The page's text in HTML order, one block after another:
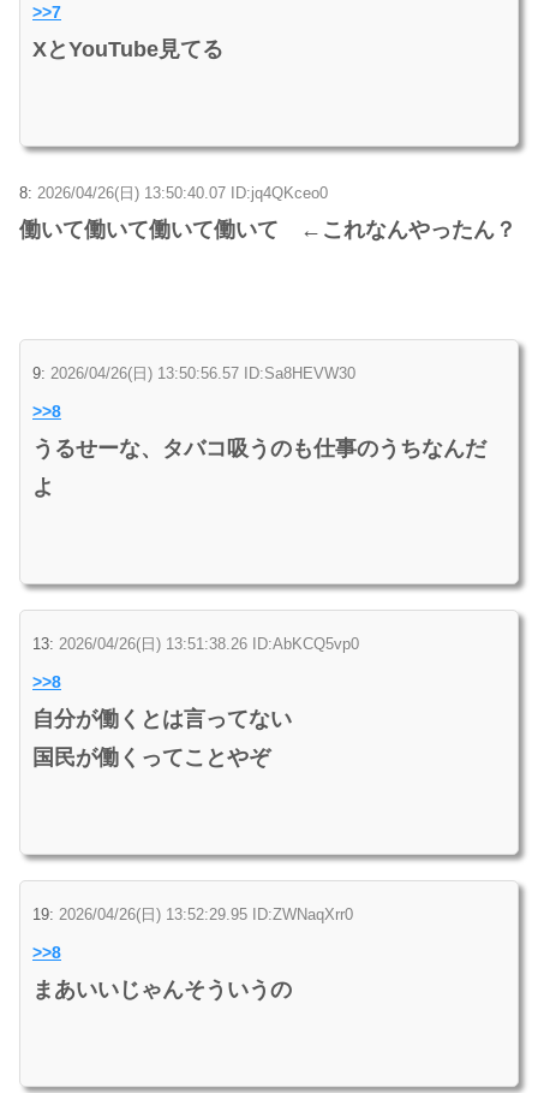
>>7
XとYouTube見てる
8: 2026/04/26(日) 13:50:40.07 ID:jq4QKceo0
働いて働いて働いて働いて ←これなんやったん？
9: 2026/04/26(日) 13:50:56.57 ID:Sa8HEVW30
>>8
うるせーな、タバコ吸うのも仕事のうちなんだ
よ
13: 2026/04/26(日) 13:51:38.26 ID:AbKCQ5vp0
>>8
自分が働くとは言ってない
国民が働くってことやぞ
19: 2026/04/26(日) 13:52:29.95 ID:ZWNaqXrr0
>>8
まあいいじゃんそういうの